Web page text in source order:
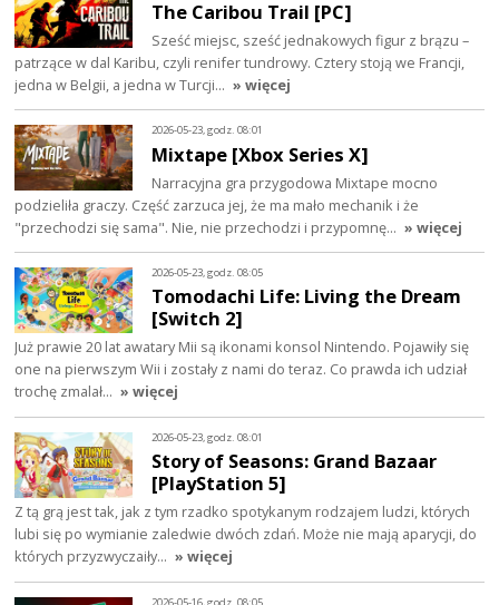
The Caribou Trail [PC]
Sześć miejsc, sześć jednakowych figur z brązu –
patrzące w dal Karibu, czyli renifer tundrowy. Cztery stoją we Francji,
jedna w Belgii, a jedna w Turcji… » więcej
2026-05-23, godz. 08:01
Mixtape [Xbox Series X]
Narracyjna gra przygodowa Mixtape mocno
podzieliła graczy. Część zarzuca jej, że ma mało mechanik i że
"przechodzi się sama". Nie, nie przechodzi i przypomnę… » więcej
2026-05-23, godz. 08:05
Tomodachi Life: Living the Dream
[Switch 2]
Już prawie 20 lat awatary Mii są ikonami konsol Nintendo. Pojawiły się
one na pierwszym Wii i zostały z nami do teraz. Co prawda ich udział
trochę zmalał… » więcej
2026-05-23, godz. 08:01
Story of Seasons: Grand Bazaar
[PlayStation 5]
Z tą grą jest tak, jak z tym rzadko spotykanym rodzajem ludzi, których
lubi się po wymianie zaledwie dwóch zdań. Może nie mają aparycji, do
których przyzwyczaiły… » więcej
2026-05-16, godz. 08:05